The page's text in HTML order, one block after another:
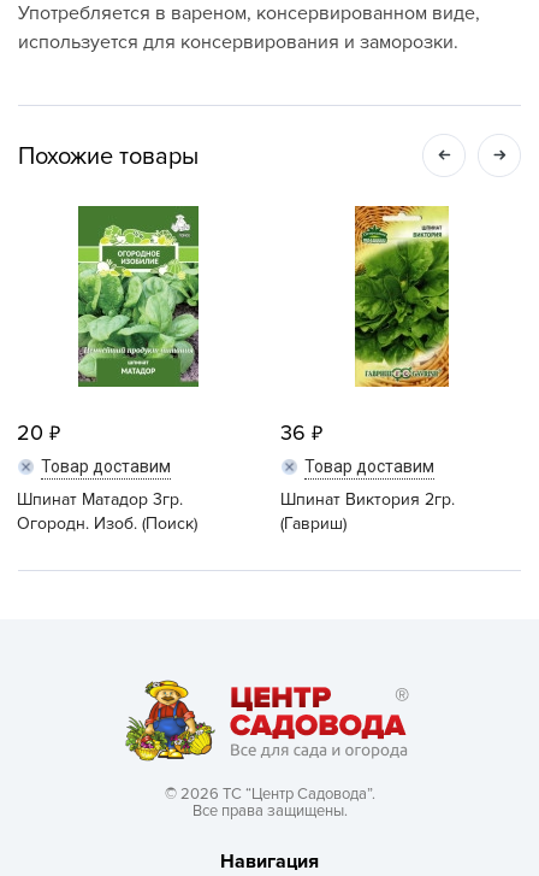
Употребляется в вареном, консервированном виде,
используется для консервирования и заморозки.
Похожие товары
20
Товар доставим
Шпинат Матадор 3гр.
Огородн. Изоб. (Поиск)
36
Товар доставим
Шпинат Виктория 2гр.
(Гавриш)
© 2026 ТС “Центр Садовода”.
Все права защищены.
Навигация